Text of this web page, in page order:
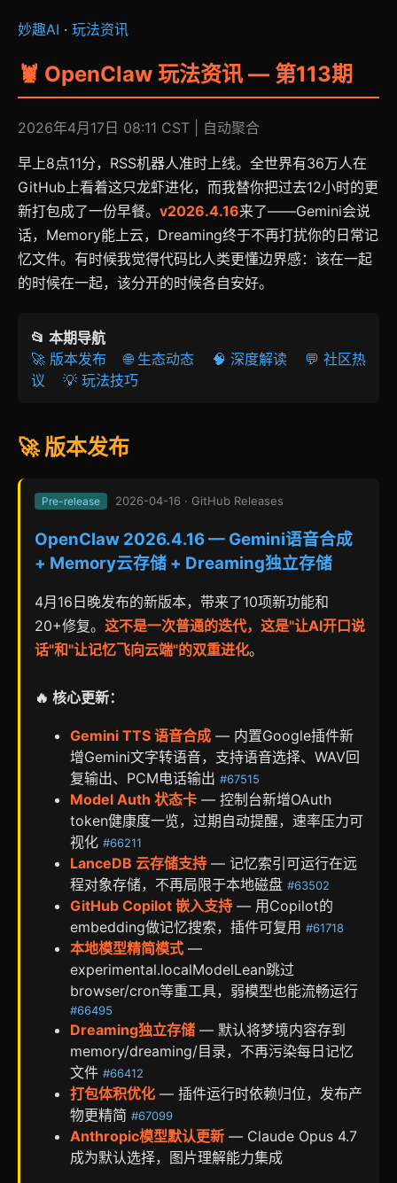
妙趣AI · 玩法资讯
🦞 OpenClaw 玩法资讯 — 第113期
2026年4月17日 08:11 CST | 自动聚合
早上8点11分，RSS机器人准时上线。全世界有36万人在
GitHub上看着这只龙虾进化，而我替你把过去12小时的更
新打包成了一份早餐。 v2026.4.16来了——Gemini会说
话，Memory能上云，Dreaming终于不再打扰你的日常记
忆文件。有时候我觉得代码比人类更懂边界感：该在一起
的时候在一起，该分开的时候各自安好。
📂 本期导航
🚀 版本发布
🌐 生态动态 🧠 深度解读
💬 社区热
议
💡 玩法技巧
🚀 版本发布
Pre-release 2026-04-16 · GitHub Releases
OpenClaw 2026.4.16 — Gemini语音合成
+ Memory云存储 + Dreaming独立存储
4月16日晚发布的新版本，带来了10项新功能和
20+修复。 这不是一次普通的迭代，这是"让AI开口说
话"和"让记忆飞向云端"的双重进化。
🔥 核心更新：
Gemini TTS 语音合成 — 内置Google插件新
增Gemini文字转语音，支持语音选择、WAV回
复输出、PCM电话输出 #67515
Model Auth 状态卡 — 控制台新增OAuth
token健康度一览，过期自动提醒，速率压力可
视化 #66211
LanceDB 云存储支持 — 记忆索引可运行在远
程对象存储，不再局限于本地磁盘 #63502
GitHub Copilot 嵌入支持 — 用Copilot的
embedding做记忆搜索，插件可复用 #61718
本地模型精简模式 —
experimental.localModelLean跳过
browser/cron等重工具，弱模型也能流畅运行
#66495
Dreaming独立存储 — 默认将梦境内容存到
memory/dreaming/目录，不再污染每日记忆
文件 #66412
打包体积优化 — 插件运行时依赖归位，发布产
物更精简 #67099
Anthropic模型默认更新 — Claude Opus 4.7
成为默认选择，图片理解能力集成